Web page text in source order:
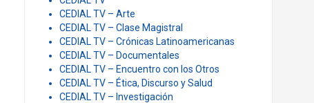
CEDIAL TV – Arte
CEDIAL TV – Clase Magistral
CEDIAL TV – Crónicas Latinoamericanas
CEDIAL TV – Documentales
CEDIAL TV – Encuentro con los Otros
CEDIAL TV – Ética, Discurso y Salud
CEDIAL TV – Investigación